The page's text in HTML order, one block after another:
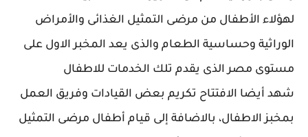
لهؤلاء الأطفال من مرضى التمثيل الغذائى والأمراض
الوراثية وحساسية الطعام والذى يعد المخبر الاول على
مستوى مصر الذى يقدم تلك الخدمات للاطفال
شهد أيضا الافتتاح تكريم بعض القيادات وفريق العمل
بمخبز الاطفال، بالاضافة إلى قيام أطفال مرضى التمثيل